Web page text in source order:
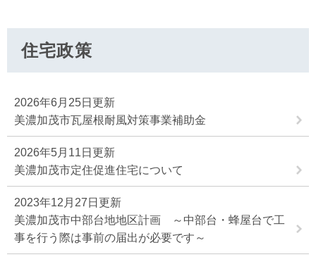
住宅政策
2026年6月25日更新
美濃加茂市瓦屋根耐風対策事業補助金
2026年5月11日更新
美濃加茂市定住促進住宅について
2023年12月27日更新
美濃加茂市中部台地地区計画 ～中部台・蜂屋台で工
事を行う際は事前の届出が必要です～